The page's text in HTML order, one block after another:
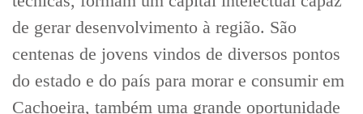
de gerar desenvolvimento à região. São
centenas de jovens vindos de diversos pontos
do estado e do país para morar e consumir em
Cachoeira, também uma grande oportunidade